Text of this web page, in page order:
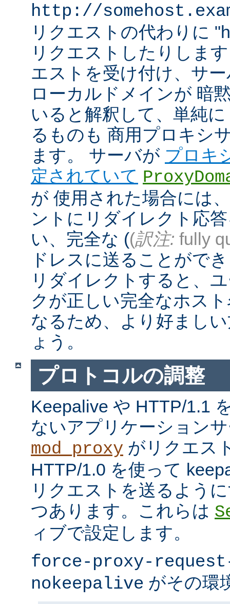
http://
リクエストの代わりに
リクエストしたりしま
エストを受け付け、サ
ローカルドメインが 暗
いると解釈して、単純
るものも 商用プロキシ
ます。 サーバが プロキ
定されていて
が 使用された場合には
ントにリダイレクト応
い、完全な ((訳注: fully
ドレスに送ることがで
リダイレクトすると、
クが正しい完全なホス
なるため、より好まし
ょう。
プロトコルの調整
Keepalive や HTTP/1.1
ないアプリケーション
mod_proxy がリクエス
HTTP/1.0 を使って
リクエストを送るよう
つあります。これらは
ィブで設定します。
force-proxy-
nokeepalive がその環